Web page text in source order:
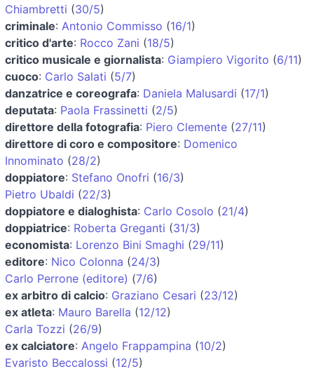
Chiambretti (30/5)
criminale: Antonio Commisso (16/1)
critico d'arte: Rocco Zani (18/5)
critico musicale e giornalista: Giampiero Vigorito (6/11)
cuoco: Carlo Salati (5/7)
danzatrice e coreografa: Daniela Malusardi (17/1)
deputata: Paola Frassinetti (2/5)
direttore della fotografia: Piero Clemente (27/11)
direttore di coro e compositore: Domenico
Innominato (28/2)
doppiatore: Stefano Onofri (16/3)
Pietro Ubaldi (22/3)
doppiatore e dialoghista: Carlo Cosolo (21/4)
doppiatrice: Roberta Greganti (31/3)
economista: Lorenzo Bini Smaghi (29/11)
editore: Nico Colonna (24/3)
Carlo Perrone (editore) (7/6)
ex arbitro di calcio: Graziano Cesari (23/12)
ex atleta: Mauro Barella (12/12)
Carla Tozzi (26/9)
ex calciatore: Angelo Frappampina (10/2)
Evaristo Beccalossi (12/5)